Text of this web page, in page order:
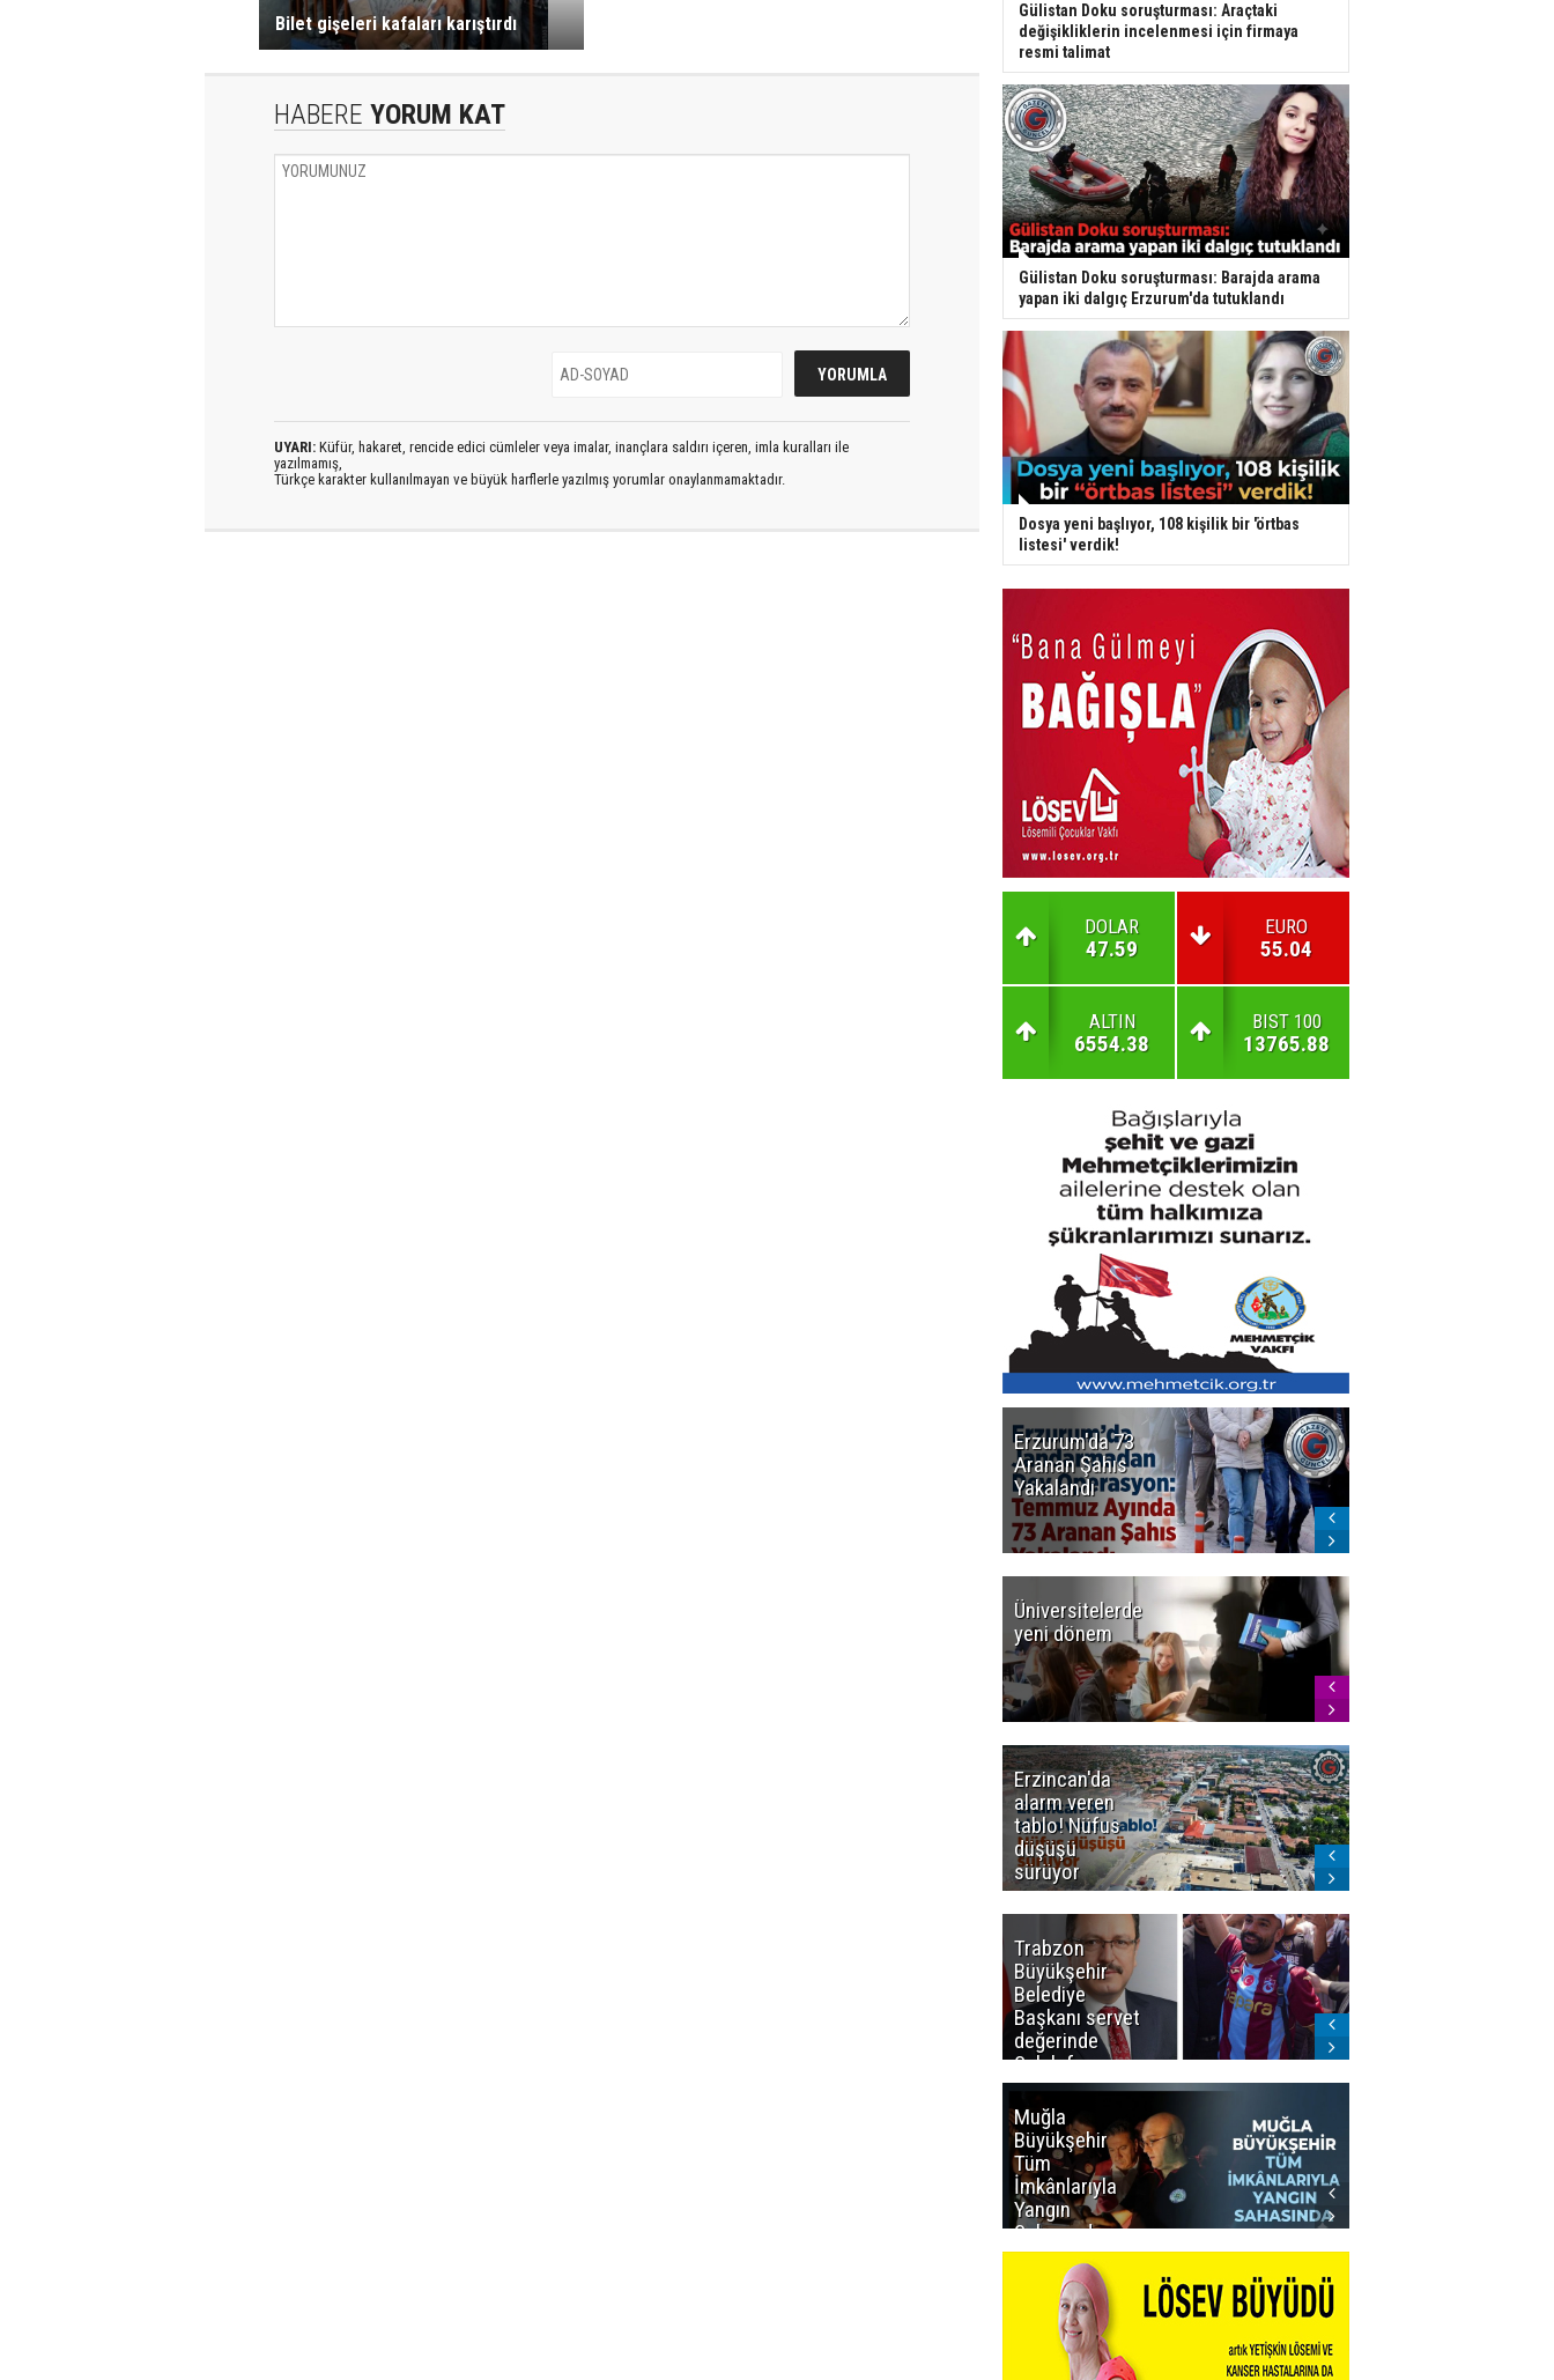
Bilet gişeleri kafaları karıştırdı
HABERE YORUM KAT
UYARI: Küfür, hakaret, rencide edici cümleler veya imalar, inançlara saldırı içeren, imla kuralları ile
yazılmamış,
Türkçe karakter kullanılmayan ve büyük harflerle yazılmış yorumlar onaylanmamaktadır.
Gülistan Doku soruşturması: Araçtaki
değişikliklerin incelenmesi için firmaya
resmi talimat
Gülistan Doku soruşturması: Barajda arama
yapan iki dalgıç Erzurum'da tutuklandı
Dosya yeni başlıyor, 108 kişilik bir 'örtbas
listesi' verdik!
DOLAR
47.59
EURO
55.04
ALTIN
6554.38
BIST 100
13765.88
Erzurum'da 73
Aranan Şahıs
Yakalandı
Üniversitelerde
yeni dönem
Erzincan'da
alarm veren
tablo! Nüfus
düşüşü
sürüyor
Trabzon
Büyükşehir
Belediye
Başkanı servet
değerinde
Salah forması
aldı
Muğla
Büyükşehir
Tüm
İmkânlarıyla
Yangın
Sahasında